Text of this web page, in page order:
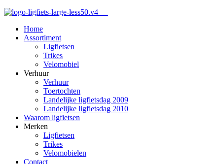
Home
Assortiment
Ligfietsen
Trikes
Velomobiel
Verhuur
Verhuur
Toertochten
Landelijke ligfietsdag 2009
Landelijke ligfietsdag 2010
Waarom ligfietsen
Merken
Ligfietsen
Trikes
Velomobielen
Contact